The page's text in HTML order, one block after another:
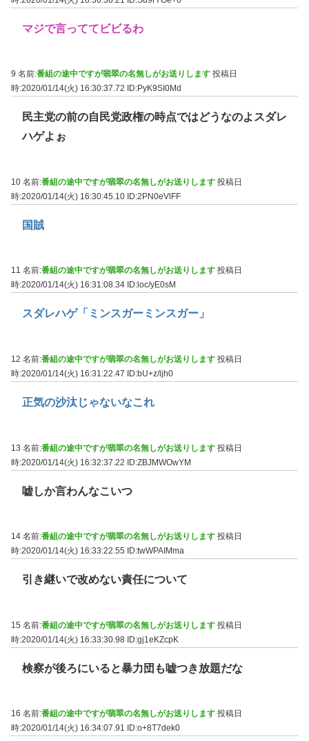
マジで言っててビビるわ
9 名前:番組の途中ですが翡翠の名無しがお送りします 投稿日
時:2020/01/14(火) 16:30:37.72
ID:PyK9SI0Md
民主党の前の自民党政権の時点ではどうなのよスダレ
ハゲよぉ
10 名前:番組の途中ですが翡翠の名無しがお送りします 投稿日
時:2020/01/14(火) 16:30:45.10 ID:2PN0eVlFF
国賊
11 名前:番組の途中ですが翡翠の名無しがお送りします 投稿日
時:2020/01/14(火) 16:31:08.34 ID:loc/yE0sM
スダレハゲ「ミンスガーミンスガー」
12 名前:番組の途中ですが翡翠の名無しがお送りします 投稿日
時:2020/01/14(火) 16:31:22.47
ID:bU+z/ljh0
正気の沙汰じゃないなこれ
13 名前:番組の途中ですが翡翠の名無しがお送りします 投稿日
時:2020/01/14(火) 16:32:37.22 ID:ZBJMWOwYM
嘘しか言わんなこいつ
14 名前:番組の途中ですが翡翠の名無しがお送りします 投稿日
時:2020/01/14(火) 16:33:22.55
ID:twWPAIMma
引き継いで改めない責任について
15 名前:番組の途中ですが翡翠の名無しがお送りします 投稿日
時:2020/01/14(火) 16:33:30.98 ID:gj1eKZcpK
検察が後ろにいると暴力団も嘘つき放題だな
16 名前:番組の途中ですが翡翠の名無しがお送りします 投稿日
時:2020/01/14(火) 16:34:07.91
ID:o+8T7dek0